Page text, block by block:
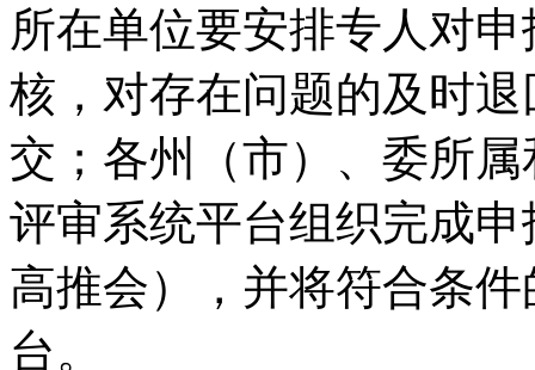
所在单位要安排专人对
核，对存在问题的及时
交；各州（市）、委所
评审系统平台组织完成
高推会），并将符合条
台。